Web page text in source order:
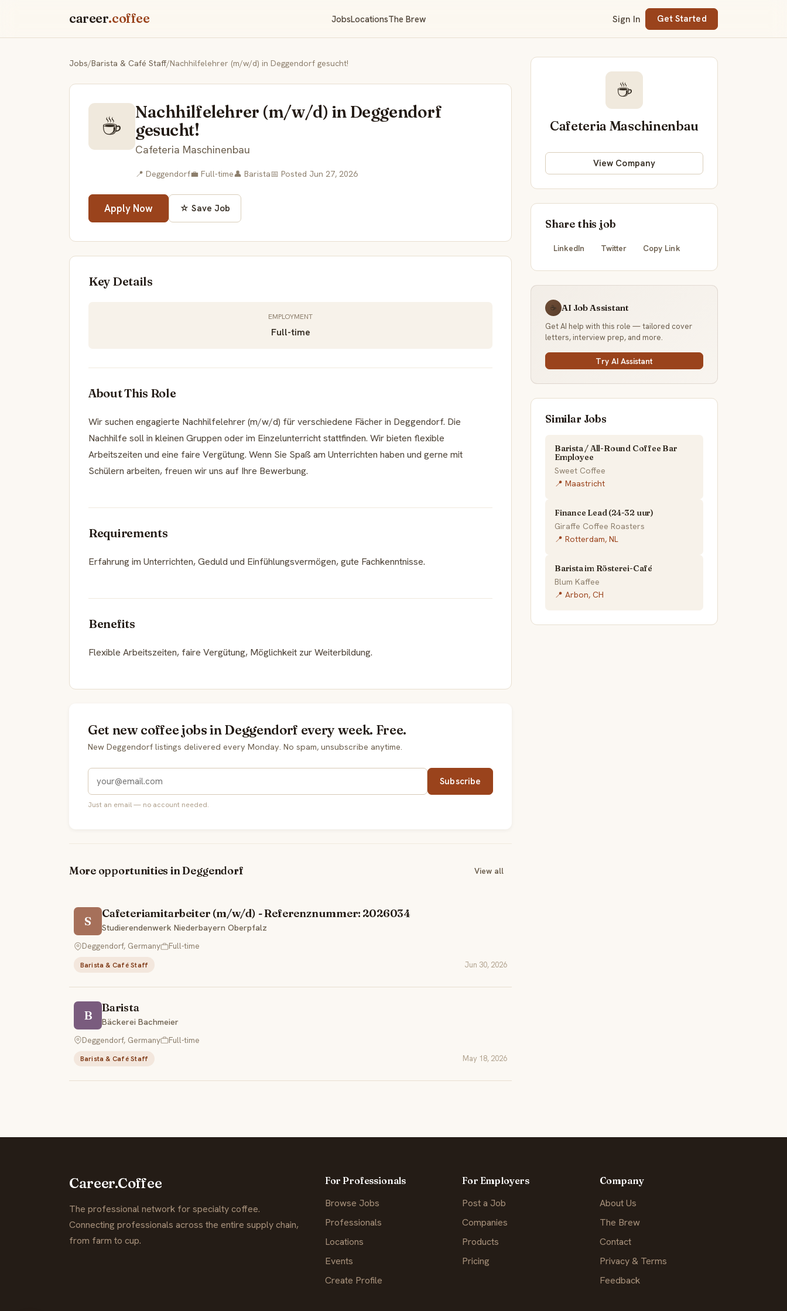
career.coffee JobsLocationsThe Brew Sign In Get Started
Jobs/Barista & Café Staff/Nachhilfelehrer (m/w/d) in Deggendorf gesucht!
☕
Nachhilfelehrer (m/w/d) in Deggendorf
gesucht!
Cafeteria Maschinenbau
📍 Deggendorf💼 Full-time👤 Barista📅 Posted Jun 27, 2026
Apply Now ☆ Save Job
Key Details
EMPLOYMENT
Full-time
About This Role
Wir suchen engagierte Nachhilfelehrer (m/w/d) für verschiedene Fächer in Deggendorf. Die
Nachhilfe soll in kleinen Gruppen oder im Einzelunterricht stattfinden. Wir bieten flexible
Arbeitszeiten und eine faire Vergütung. Wenn Sie Spaß am Unterrichten haben und gerne mit
Schülern arbeiten, freuen wir uns auf Ihre Bewerbung.
Requirements
Erfahrung im Unterrichten, Geduld und Einfühlungsvermögen, gute Fachkenntnisse.
Benefits
Flexible Arbeitszeiten, faire Vergütung, Möglichkeit zur Weiterbildung.
Get new coffee jobs in Deggendorf every week. Free.
New Deggendorf listings delivered every Monday. No spam, unsubscribe anytime.
Subscribe
Just an email — no account needed.
More opportunities in Deggendorf View all
S
Cafeteriamitarbeiter (m/w/d) - Referenznummer: 2026034
Studierendenwerk Niederbayern Oberpfalz
Deggendorf, Germany
Full-time
Barista & Café Staff Jun 30, 2026
B
Barista
Bäckerei Bachmeier
Deggendorf, Germany
Full-time
Barista & Café Staff May 18, 2026
☕
Cafeteria Maschinenbau
View Company
Share this job
LinkedIn Twitter Copy Link
☕ AI Job Assistant
Get AI help with this role — tailored cover
letters, interview prep, and more.
Try AI Assistant
Similar Jobs
Barista / All-Round Coffee Bar
Employee
Sweet Coffee
📍 Maastricht
Finance Lead (24-32 uur)
Giraffe Coffee Roasters
📍 Rotterdam, NL
Barista im Rösterei-Café
Blum Kaffee
📍 Arbon, CH
Career.Coffee
The professional network for specialty coffee.
Connecting professionals across the entire supply chain,
from farm to cup.
For Professionals
Browse Jobs
Professionals
Locations
Events
Create Profile
For Employers
Post a Job
Companies
Products
Pricing
Company
About Us
The Brew
Contact
Privacy & Terms
Feedback